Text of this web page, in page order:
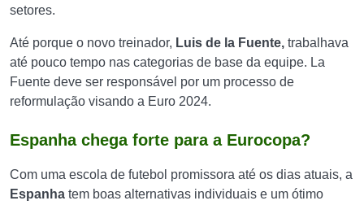
setores.
Até porque o novo treinador, Luis de la Fuente, trabalhava
até pouco tempo nas categorias de base da equipe. La
Fuente deve ser responsável por um processo de
reformulação visando a Euro 2024.
Espanha chega forte para a Eurocopa?
Com uma escola de futebol promissora até os dias atuais, a
Espanha tem boas alternativas individuais e um ótimo